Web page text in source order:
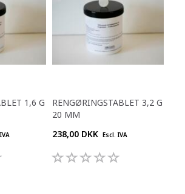
1,6 G
RENGØRINGSTABLET 3,2 G
20 MM
238,00 DKK Escl. IVA